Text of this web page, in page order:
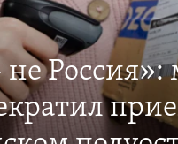
Россия»: